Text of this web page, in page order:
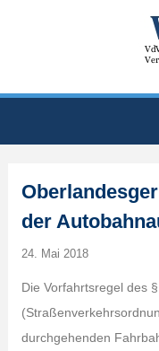
der
24. Mai 2018
Die Vorfahrtsregel des
durchgehenden